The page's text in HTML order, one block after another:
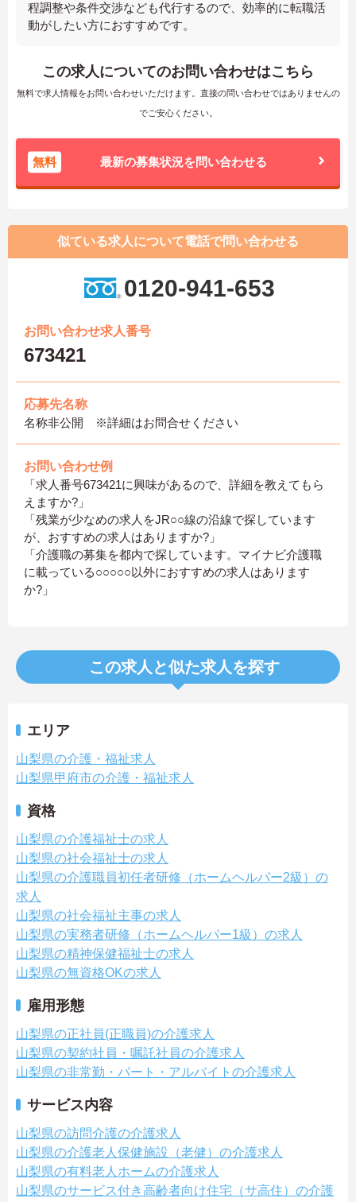
程調整や条件交渉なども代行するので、効率的に転職活
動がしたい方におすすめです。
この求人についてのお問い合わせはこちら
無料で求人情報をお問い合わせいただけます。直接の問い合わせではありませんの
でご安心ください。
無料 最新の募集状況を問い合わせる
似ている求人について電話で問い合わせる
0120-941-653
お問い合わせ求人番号
673421
応募先名称
名称非公開 ※詳細はお問合せください
お問い合わせ例
「求人番号673421に興味があるので、詳細を教えてもら
えますか?」
「残業が少なめの求人をJR○○線の沿線で探しています
が、おすすめの求人はありますか?」
「介護職の募集を都内で探しています。マイナビ介護職
に載っている○○○○○以外におすすめの求人はあります
か?」
この求人と似た求人を探す
エリア
山梨県の介護・福祉求人
山梨県甲府市の介護・福祉求人
資格
山梨県の介護福祉士の求人
山梨県の社会福祉士の求人
山梨県の介護職員初任者研修（ホームヘルパー2級）の
求人
山梨県の社会福祉主事の求人
山梨県の実務者研修（ホームヘルパー1級）の求人
山梨県の精神保健福祉士の求人
山梨県の無資格OKの求人
雇用形態
山梨県の正社員(正職員)の介護求人
山梨県の契約社員・嘱託社員の介護求人
山梨県の非常勤・パート・アルバイトの介護求人
サービス内容
山梨県の訪問介護の介護求人
山梨県の介護老人保健施設（老健）の介護求人
山梨県の有料老人ホームの介護求人
山梨県のサービス付き高齢者向け住宅（サ高住）の介護